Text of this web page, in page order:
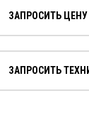
ЗАПРОСИТЬ ЦЕНУ
ЗАПРОСИТЬ